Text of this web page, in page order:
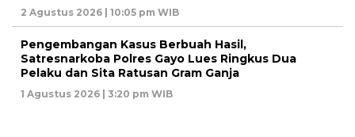
2 Agustus 2026 | 10:05 pm WIB
Pengembangan Kasus Berbuah Hasil,
Satresnarkoba Polres Gayo Lues Ringkus Dua
Pelaku dan Sita Ratusan Gram Ganja
1 Agustus 2026 | 3:20 pm WIB